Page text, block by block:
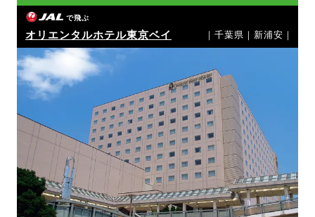
で飛ぶ
オリエンタルホテル東京ベイ ｜千葉県｜新浦安｜